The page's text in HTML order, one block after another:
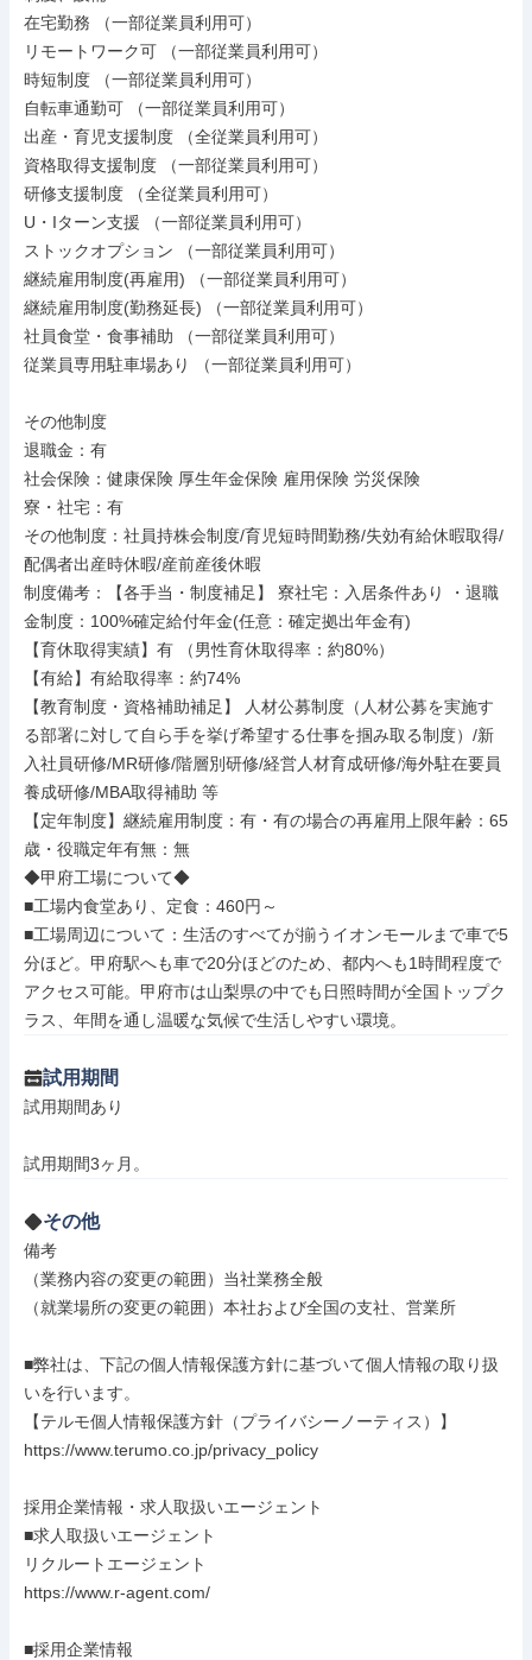
在宅勤務 （一部従業員利用可）
リモートワーク可 （一部従業員利用可）
時短制度 （一部従業員利用可）
自転車通勤可 （一部従業員利用可）
出産・育児支援制度 （全従業員利用可）
資格取得支援制度 （一部従業員利用可）
研修支援制度 （全従業員利用可）
U・Iターン支援 （一部従業員利用可）
ストックオプション （一部従業員利用可）
継続雇用制度(再雇用) （一部従業員利用可）
継続雇用制度(勤務延長) （一部従業員利用可）
社員食堂・食事補助 （一部従業員利用可）
従業員専用駐車場あり （一部従業員利用可）
その他制度
退職金：有
社会保険：健康保険 厚生年金保険 雇用保険 労災保険
寮・社宅：有
その他制度：社員持株会制度/育児短時間勤務/失効有給休暇取得/
配偶者出産時休暇/産前産後休暇
制度備考：【各手当・制度補足】 寮社宅：入居条件あり ・退職
金制度：100%確定給付年金(任意：確定拠出年金有)
【育休取得実績】有 （男性育休取得率：約80%）
【有給】有給取得率：約74%
【教育制度・資格補助補足】 人材公募制度（人材公募を実施す
る部署に対して自ら手を挙げ希望する仕事を掴み取る制度）/新
入社員研修/MR研修/階層別研修/経営人材育成研修/海外駐在要員
養成研修/MBA取得補助 等
【定年制度】継続雇用制度：有・有の場合の再雇用上限年齢：65
歳・役職定年有無：無
◆甲府工場について◆
■工場内食堂あり、定食：460円～
■工場周辺について：生活のすべてが揃うイオンモールまで車で5
分ほど。甲府駅へも車で20分ほどのため、都内へも1時間程度で
アクセス可能。甲府市は山梨県の中でも日照時間が全国トップク
ラス、年間を通し温暖な気候で生活しやすい環境。
試用期間
試用期間あり
試用期間3ヶ月。
その他
備考
（業務内容の変更の範囲）当社業務全般
（就業場所の変更の範囲）本社および全国の支社、営業所
■弊社は、下記の個人情報保護方針に基づいて個人情報の取り扱
いを行います。
【テルモ個人情報保護方針（プライバシーノーティス）】
https://www.terumo.co.jp/privacy_policy
採用企業情報・求人取扱いエージェント
■求人取扱いエージェント
リクルートエージェント
https://www.r-agent.com/
■採用企業情報